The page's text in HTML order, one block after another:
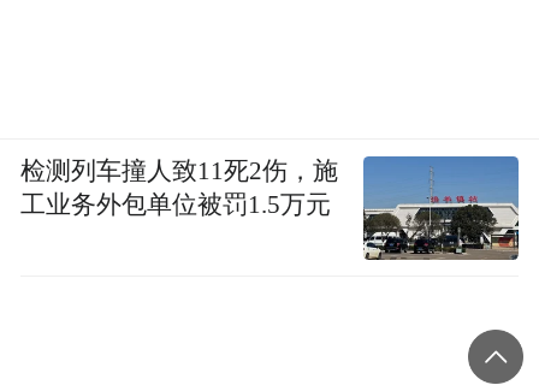
检测列车撞人致11死2伤，施
工业务外包单位被罚1.5万元